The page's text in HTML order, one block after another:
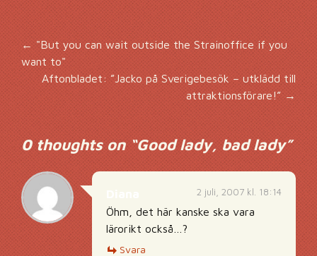
Inläggsnavigering
← "But you can wait outside the Strainoffice if you
want to"
Aftonbladet: ”Jacko på Sverigebesök – utklädd till
attraktionsförare!” →
0 thoughts on “Good lady, bad lady”
2 juli, 2007 kl. 18:14
Öhm, det här kanske ska vara
lärorikt också…?
Svara